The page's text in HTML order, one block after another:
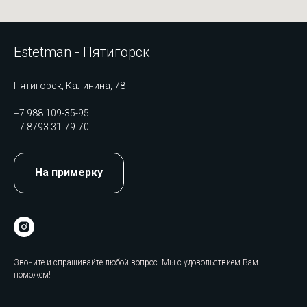
Estetman - Пятигорск
Пятигорск, Калинина, 78
+7 988 109-35-95
+7 8793 31-79-70
На примерку
Звоните и спрашивайте любой вопрос. Мы с удовольствием Вам
поможем!